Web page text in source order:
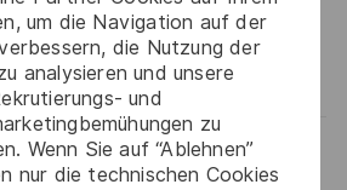
um die Navigation auf der
die Nutzung der
analysieren und unsere
und
zu
Wenn Sie auf “Ablehnen”
nur die technischen Cookies
Speichern